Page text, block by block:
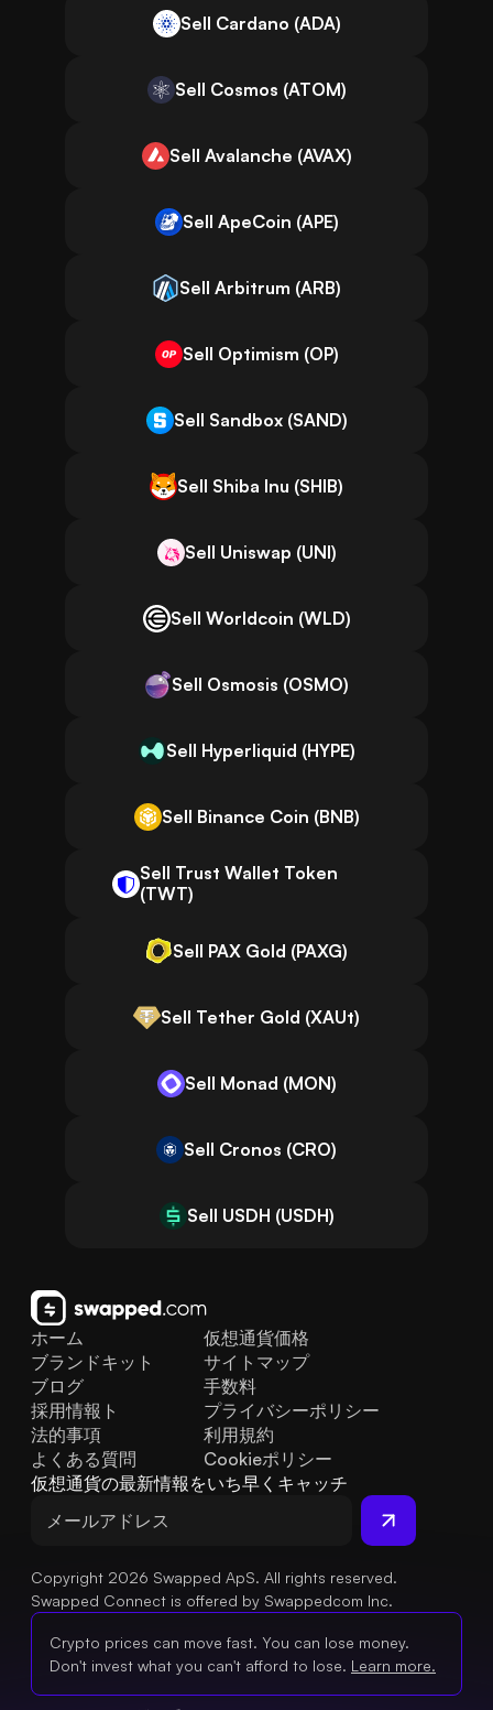
Sell Cardano (ADA)
Sell Cosmos (ATOM)
Sell Avalanche (AVAX)
Sell ApeCoin (APE)
Sell Arbitrum (ARB)
Sell Optimism (OP)
Sell Sandbox (SAND)
Sell Shiba Inu (SHIB)
Sell Uniswap (UNI)
Sell Worldcoin (WLD)
Sell Osmosis (OSMO)
Sell Hyperliquid (HYPE)
Sell Binance Coin (BNB)
Sell Trust Wallet Token
(TWT)
Sell PAX Gold (PAXG)
Sell Tether Gold (XAUt)
Sell Monad (MON)
Sell Cronos (CRO)
Sell USDH (USDH)
ホーム
ブランドキット
ブログ
よくある質問
法的事項
採用情報ト
仮想通貨価格
サイトマップ
手数料
プライバシーポリシー
利用規約
Cookieポリシー
仮想通貨の最新情報をいち早くキャッチ
Copyright 2026 Swapped ApS. All rights reserved.
Swapped Connect is offered by Swappedcom Inc.
Crypto prices can move fast. You can lose money.
Don't invest what you can't afford to lose. Learn more.